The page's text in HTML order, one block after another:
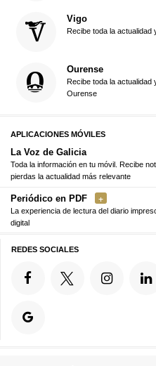
Vigo
Recibe toda la actualidad
Ourense
Recibe toda la actualidad
Ourense
APLICACIONES MÓVILES
La Voz de Galicia
Toda la información en tu móvil. Recibe
pierdas la actualidad más relevante
Periódico en PDF
La experiencia de lectura del diario
digital
REDES SOCIALES